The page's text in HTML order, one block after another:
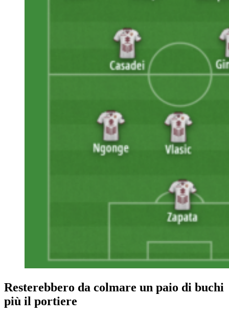
Resterebbero da colmare un paio di buchi
più il portiere